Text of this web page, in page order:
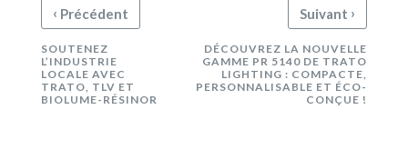
‹ Précédent
SOUTENEZ
L’INDUSTRIE
LOCALE AVEC
TRATO, TLV ET
BIOLUME-RÉSINOR
Suivant ›
DÉCOUVREZ LA NOUVELLE
GAMME PR 5140 DE TRATO
LIGHTING : COMPACTE,
PERSONNALISABLE ET ÉCO-
CONÇUE !